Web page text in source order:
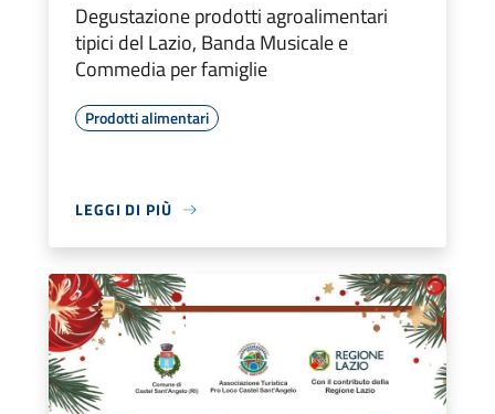
Degustazione prodotti agroalimentari
tipici del Lazio, Banda Musicale e
Commedia per famiglie
Prodotti alimentari
LEGGI DI PIÙ